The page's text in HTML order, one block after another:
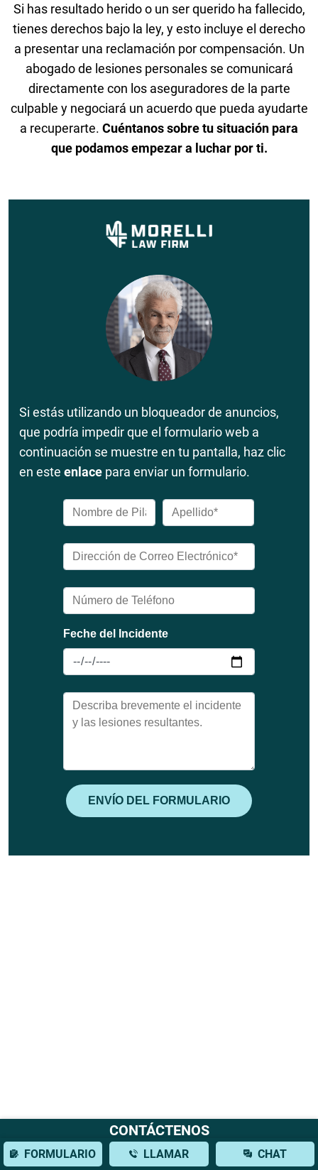
Si has resultado herido o un ser querido ha fallecido,
tienes derechos bajo la ley, y esto incluye el derecho
a presentar una reclamación por compensación. Un
abogado de lesiones personales se comunicará
directamente con los aseguradores de la parte
culpable y negociará un acuerdo que pueda ayudarte
a recuperarte. Cuéntanos sobre tu situación para
que podamos empezar a luchar por ti.
Si estás utilizando un bloqueador de anuncios,
que podría impedir que el formulario web a
continuación se muestre en tu pantalla, haz clic
en este enlace para enviar un formulario.
CONTÁCTENOS
FORMULARIO LLAMAR CHAT